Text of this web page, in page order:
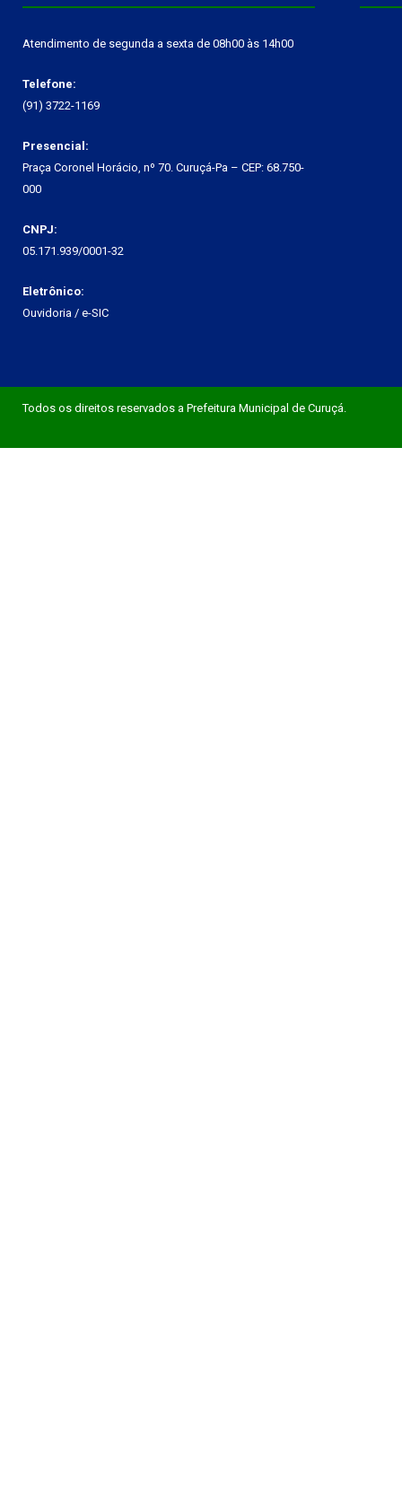
Atendimento de segunda a sexta de 08h00 às 14h00
Telefone:
(91) 3722-1169
Presencial:
Praça Coronel Horácio, nº 70. Curuçá-Pa – CEP: 68.750-
000
CNPJ:
05.171.939/0001-32
Eletrônico:
Ouvidoria / e-SIC
Todos os direitos reservados a Prefeitura Municipal de Curuçá.